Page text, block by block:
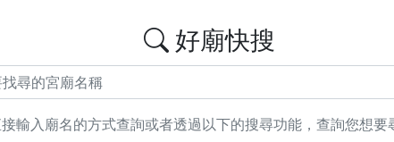
好廟快搜
輸入廟名的方式查詢或者透過以下的搜尋功能，查詢您想要
池和宮】 贊助支持我們推廣台灣民俗宗教文化